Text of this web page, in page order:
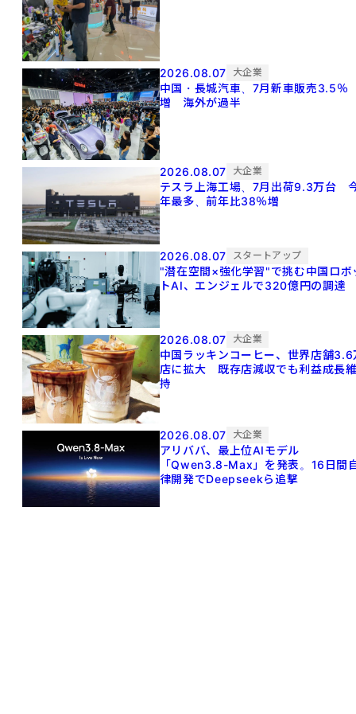
2026.08.07 大企業
中国・長城汽車、7月新車販売3.5％
増 海外が過半
2026.08.07 大企業
テスラ上海工場、7月出荷9.3万台
年最多、前年比38％増
2026.08.07 スタートアップ
"潜在空間×強化学習"で挑む中国ロボ
トAI、エンジェルで320億円の調達
2026.08.07 大企業
中国ラッキンコーヒー、世界店舗3.6
店に拡大 既存店減収でも利益成長
持
2026.08.07 大企業
アリババ、最上位AIモデル
「Qwen3.8-Max」を発表。16日間
律開発でDeepseekら追撃